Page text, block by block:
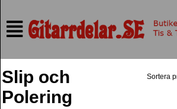
Slip och
Polering
Sortera